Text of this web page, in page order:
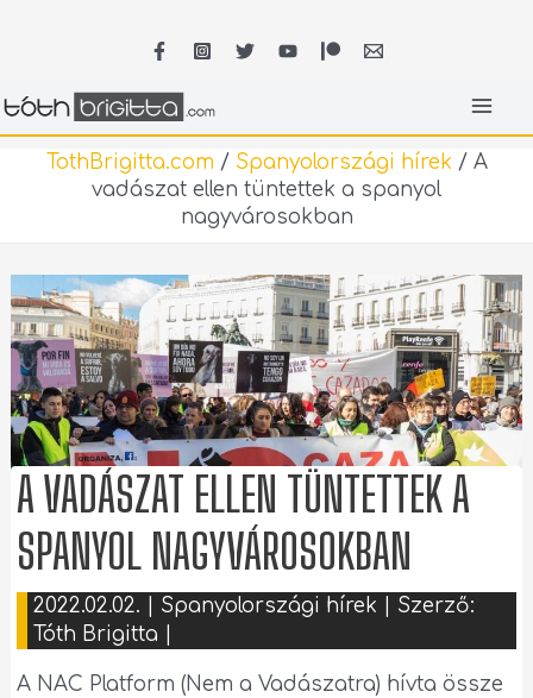
TothBrigitta.com / Spanyolországi hírek / A
vadászat ellen tüntettek a spanyol
nagyvárosokban
A VADÁSZAT ELLEN TÜNTETTEK A
SPANYOL NAGYVÁROSOKBAN
2022.02.02. Spanyolországi hírek | Szerző:
Tóth Brigitta
A NAC Platform (Nem a Vadászatra) hívta össze